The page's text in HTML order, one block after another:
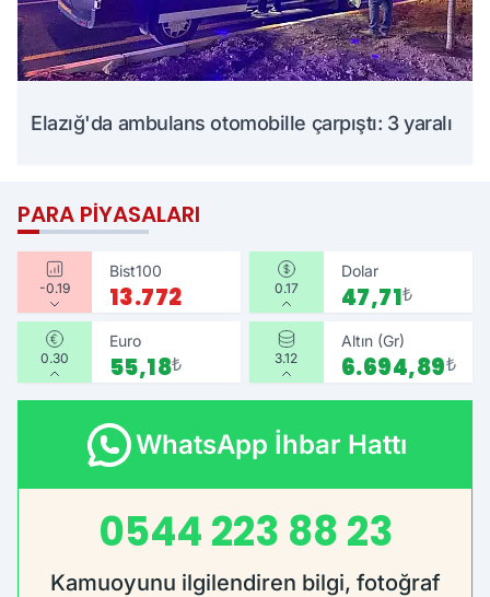
Elazığ'da ambulans otomobille çarpıştı: 3 yaralı
PARA PIYASALARI
-0.19
Bist100
13.772 0.17
Dolar
47,71₺
0.30
Euro
55,18₺ 3.12
Altın (Gr)
6.694,89₺
WhatsApp İhbar Hattı
0544 223 88 23
Kamuoyunu ilgilendiren bilgi, fotoğraf